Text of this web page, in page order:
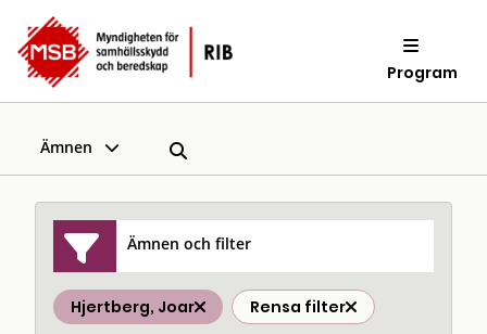
Program
Ämnen
Ämnen och filter
Hjertberg, Joar Rensa filter